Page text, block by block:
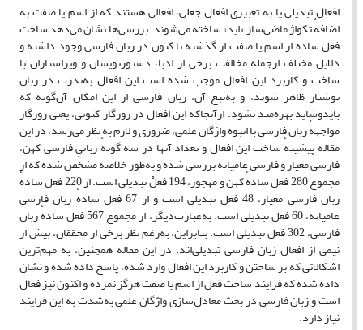
افعال تبدیلی یا به تعبیری افعال جعلی، افعالی هستند که از اسم یا صفت به
اضافهٔ تکواژ ماضی‌ساز «اید» ساخته می‌شوند. بررسی‌ها نشان می‌دهد ساخت
فعل ساده از اسم یا صفت از گذشته تا کنون در زبان فارسی وجود داشته و
دلایل مختلف ازجمله مخالفت برخی از ادبا، دستورنویسان و ویراستاران با
ساخت و کاربرد این افعال موجب شده است این افعال به‌ندرت در زبان
نوشتار ظاهر شوند، و به‌‌تبع آن، زبان فارسی از این امکان آن‌گونه که
بایدوشاید بهره‌مند نشود. ازآنجاکه این افعال در روزگار کنونی، یعنی روزگار
مواجههٔ زبان فارسی با انبوه واژگان علمی، ضروری و لازم‌ به نظر می‌رسد، در این
مقاله پیشینهٔ ساخت این افعال و تعداد آنها در سه گونهٔ زبانیِ فارسی کهن،
فارسی معیار و فارسی عامیانه بررسی شده و به‌طور خلاصه مشخص شده که از
مجموع 280 فعل سادهٔ کهن و مهجور، 194 فعلْ تبدیلی است. از 220 فعل سادهٔ
زبان فارسی معیار، 48 فعل تبدیلی است و از 67 فعل سادهٔ زبان فارسی
عامیانه، 60 فعل تبدیلی است. به‌عبارت‌دیگر، از مجموع 567 فعل سادهٔ زبان
فارسی، 302 فعل تبدیلی است. بنابراین، به‌رغم نظر برخی از محققان، بیش از
نیمی از افعال زبان فارسی تبدیلی‌اند. در این مقاله همچنین، به مهم‌ترین
اشکالاتی که بر ساختن و کاربرد این افعال وارد شده، پاسخ داده شده و نشان
داده شده که فرایند ساخت فعل از اسم یا صفت هرگز نمرده و اکنون نیز فعال
است و زبان فارسی در بحث معادل‌سازی واژگان علمی به‌شدت به این فرایند
نیاز دارد.